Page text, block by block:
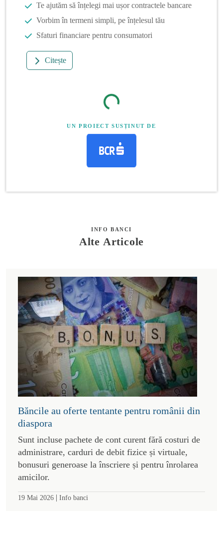
Te ajutăm să înțelegi mai ușor contractele bancare
Vorbim în termeni simpli, pe înțelesul tău
Sfaturi financiare pentru consumatori
Citește
UN PROIECT SUSȚINUT DE
INFO BANCI
Alte Articole
Băncile au oferte tentante pentru românii din
diaspora
Sunt incluse pachete de cont curent fără costuri de
administrare, carduri de debit fizice și virtuale,
bonusuri generoase la înscriere și pentru înrolarea
amicilor.
19 Mai 2026 | Info banci